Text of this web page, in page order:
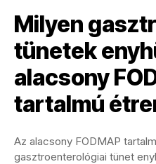
Milyen
tünetek
alacsony
tartalmú
Az alacsony FODMAP
gasztroenterológiai tünet